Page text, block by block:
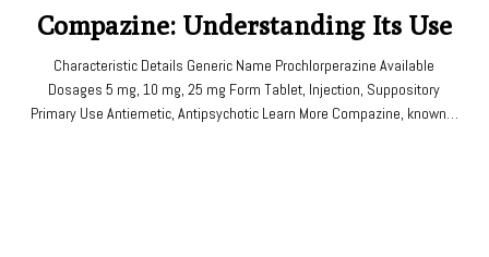
Compazine: Understanding Its Use
Characteristic Details Generic Name Prochlorperazine Available
Dosages 5 mg, 10 mg, 25 mg Form Tablet, Injection, Suppository
Primary Use Antiemetic, Antipsychotic Learn More Compazine, known…